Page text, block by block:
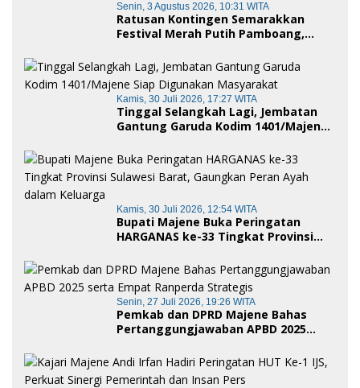
Senin, 3 Agustus 2026, 10:31 WITA
Ratusan Kontingen Semarakkan
Festival Merah Putih Pamboang,
Royong dan Cinta Tanah Air
Kamis, 30 Juli 2026, 17:27 WITA
Tinggal Selangkah Lagi, Jembatan
Gantung Garuda Kodim 1401/Majene
Kamis, 30 Juli 2026, 12:54 WITA
Bupati Majene Buka Peringatan
HARGANAS ke-33 Tingkat Provinsi
Ayah dalam Keluarga
Senin, 27 Juli 2026, 19:26 WITA
Pemkab dan DPRD Majene Bahas
Pertanggungjawaban APBD 2025